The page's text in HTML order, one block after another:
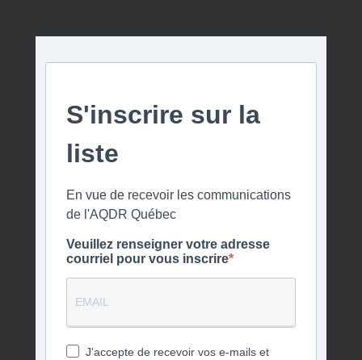
S'inscrire sur la
liste
En vue de recevoir les communications
de l'AQDR Québec
Veuillez renseigner votre adresse
courriel pour vous inscrire
J'accepte de recevoir vos e-mails et